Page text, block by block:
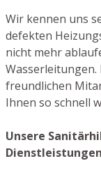
Wir kennen uns
defekten
nicht mehr
Wasserleitungen.
freundlichen
Ihnen so schnell
Unsere